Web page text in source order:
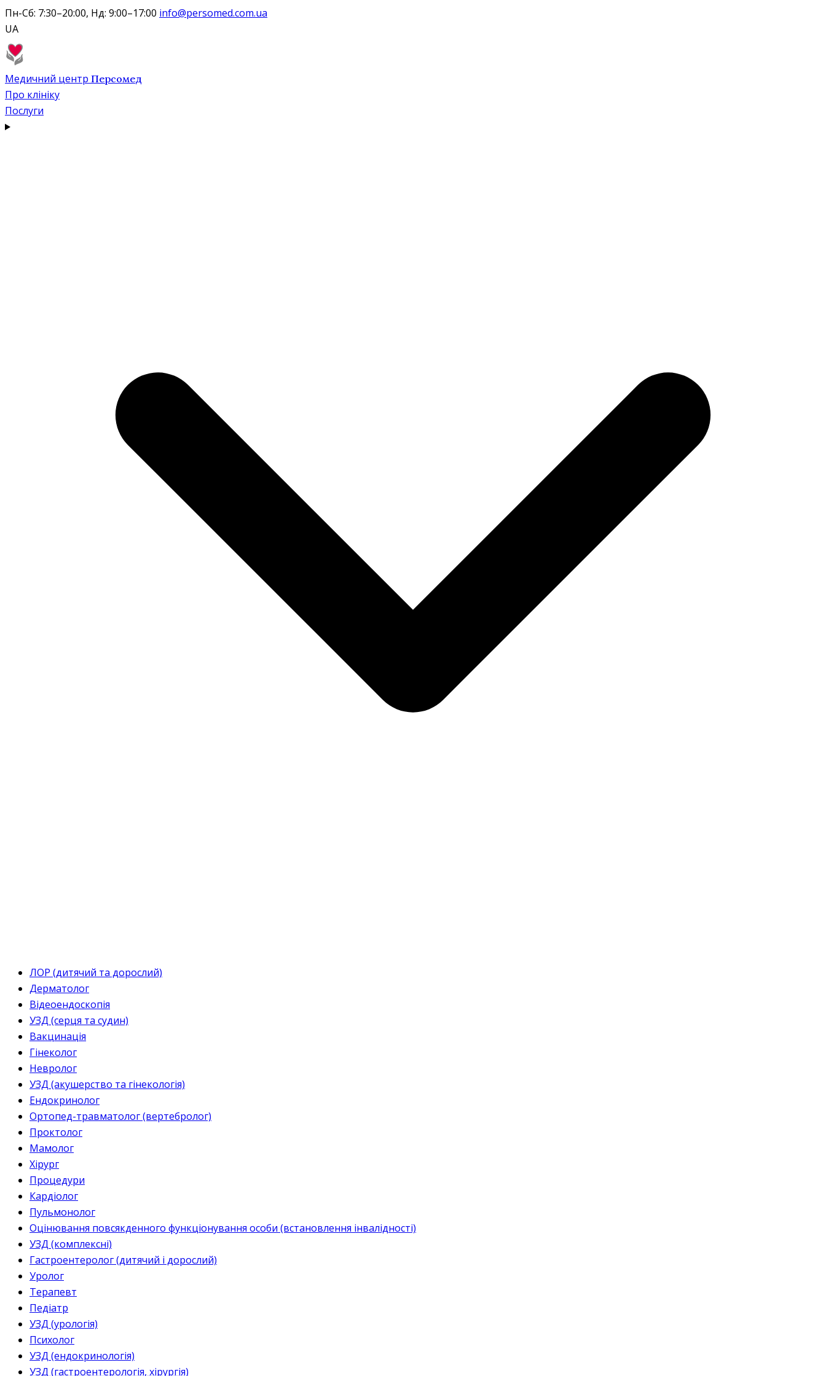
Пн-Сб: 7:30–20:00, Нд: 9:00–17:00 info@persomed.com.ua
UA
Медичний центр Персомед
Про клініку
Послуги
ЛОР (дитячий та дорослий)
Дерматолог
Відеоендоскопія
УЗД (серця та судин)
Вакцинація
Гінеколог
Невролог
УЗД (акушерство та гінекологія)
Ендокринолог
Ортопед-травматолог (вертебролог)
Проктолог
Мамолог
Хірург
Процедури
Кардіолог
Пульмонолог
Оцінювання повсякденного функціонування особи (встановлення інвалідності)
УЗД (комплексні)
Гастроентеролог (дитячий і дорослий)
Уролог
Терапевт
Педіатр
УЗД (урологія)
Психолог
УЗД (ендокринологія)
УЗД (гастроентерологія, хірургія)